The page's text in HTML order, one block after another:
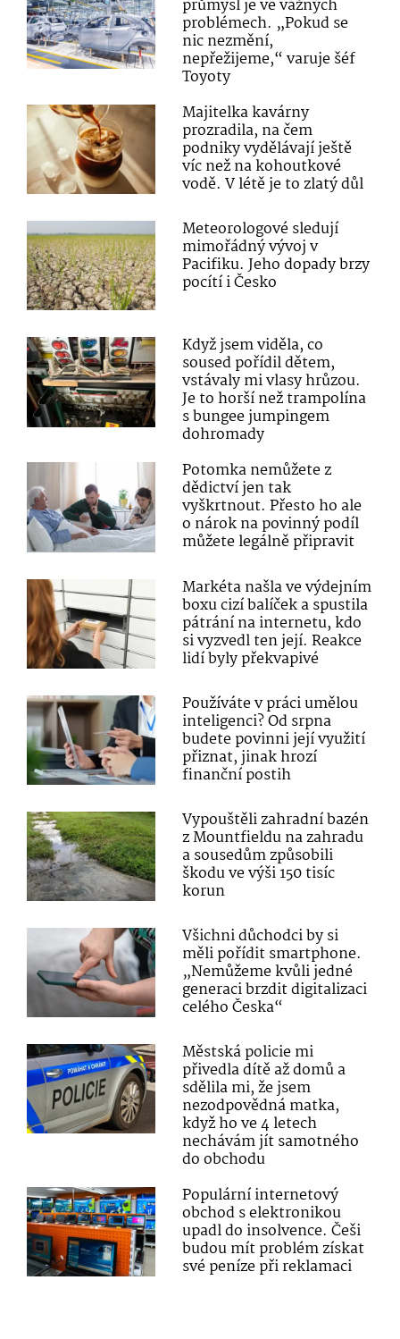
průmysl je ve vážných
problémech. „Pokud se
nic nezmění,
nepřežijeme,“ varuje šéf
Toyoty
Majitelka kavárny
prozradila, na čem
podniky vydělávají ještě
víc než na kohoutkové
vodě. V létě je to zlatý důl
Meteorologové sledují
mimořádný vývoj v
Pacifiku. Jeho dopady brzy
pocítí i Česko
Když jsem viděla, co
soused pořídil dětem,
vstávaly mi vlasy hrůzou.
Je to horší než trampolína
s bungee jumpingem
dohromady
Potomka nemůžete z
dědictví jen tak
vyškrtnout. Přesto ho ale
o nárok na povinný podíl
můžete legálně připravit
Markéta našla ve výdejním
boxu cizí balíček a spustila
pátrání na internetu, kdo
si vyzvedl ten její. Reakce
lidí byly překvapivé
Používáte v práci umělou
inteligenci? Od srpna
budete povinni její využití
přiznat, jinak hrozí
finanční postih
Vypouštěli zahradní bazén
z Mountfieldu na zahradu
a sousedům způsobili
škodu ve výši 150 tisíc
korun
Všichni důchodci by si
měli pořídit smartphone.
„Nemůžeme kvůli jedné
generaci brzdit digitalizaci
celého Česka“
Městská policie mi
přivedla dítě až domů a
sdělila mi, že jsem
nezodpovědná matka,
když ho ve 4 letech
nechávám jít samotného
do obchodu
Populární internetový
obchod s elektronikou
upadl do insolvence. Češi
budou mít problém získat
své peníze při reklamaci